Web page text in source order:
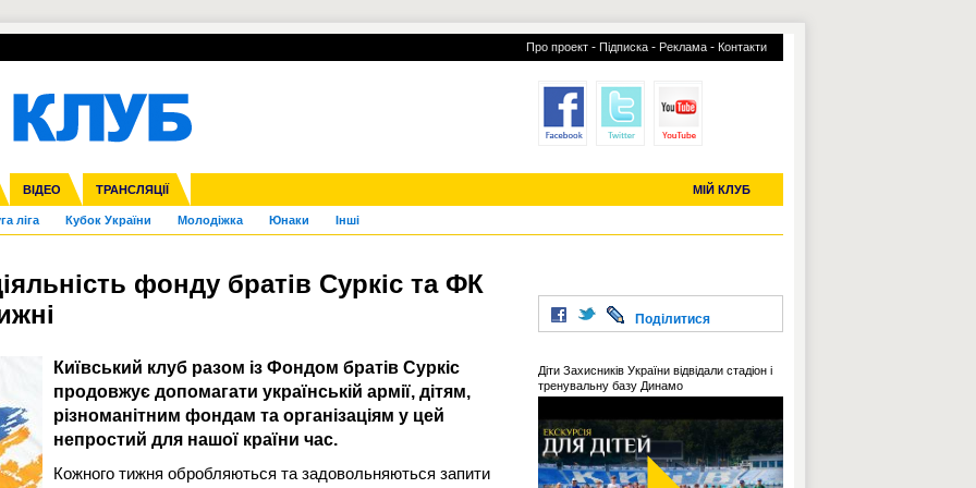
Про проект - Підписка - Реклама - Контакти
ВІДЕО ТРАНСЛЯЦІЇ МІЙ КЛУБ
ліга Кубок України Молодіжка Юнаки Інші
Ліга націй Ліга конференцій
Франція ІншіЧЄ-2015 (U-21)
УПЛ-ПЕРЕХОДИ УСІ ТРАНСФЕРИ
фонду братів Суркіс та ФК
Київський клуб разом із Фондом братів Суркіс
продовжує допомагати українській армії, дітям,
різноманітним фондам та організаціям у цей
непростий для нашої країни час.
Кожного тижня обробляються та задовольняються запити
Поділитися
Діти Захисників України відвідали стадіон і
тренувальну базу Динамо